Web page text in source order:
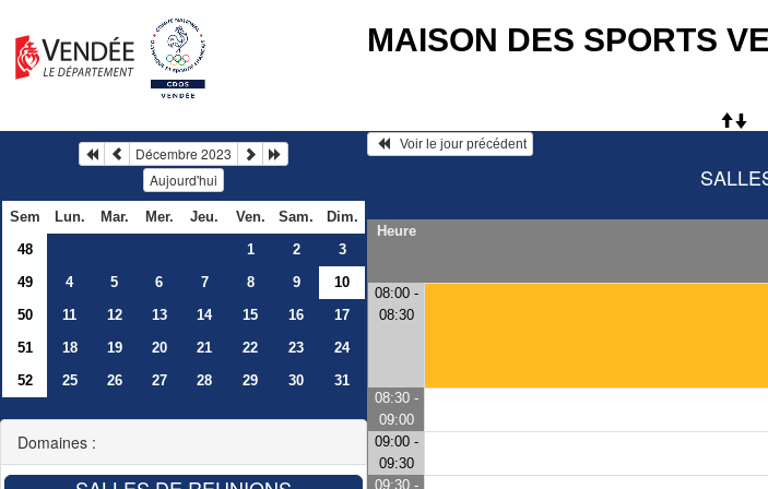
MAISON DES SPORTS
Décembre 2023
Aujourd'hui
Sem Lun. Mar. Mer. Jeu. Ven. Sam.
Dim.
48
1 2
3
49
4 5 6 7 8 9
10
50
11 12 13 14 15 16
17
51
18 19 20 21 22 23
24
52
25 26 27 28 29 30 31
Domaines :
   Voir le jour précédent
Heure
08:00 -
08:30
08:30 -
09:00
09:00 -
09:30
09:30 -